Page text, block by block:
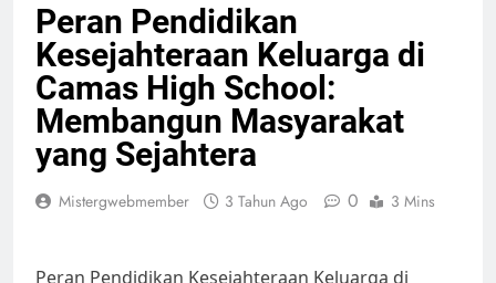
Peran Pendidikan
Kesejahteraan Keluarga di
Camas High School:
Membangun Masyarakat
yang Sejahtera
Mistergwebmember 3 Tahun Ago 0 3 Mins
Peran Pendidikan Kesejahteraan Keluarga di